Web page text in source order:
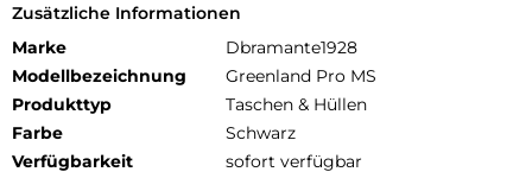
Zusätzliche Informationen
Marke
Dbramante1928
Modellbezeichnung
Greenland Pro MS
Produkttyp
Taschen & Hüllen
Farbe
Schwarz
Verfügbarkeit
sofort verfügbar